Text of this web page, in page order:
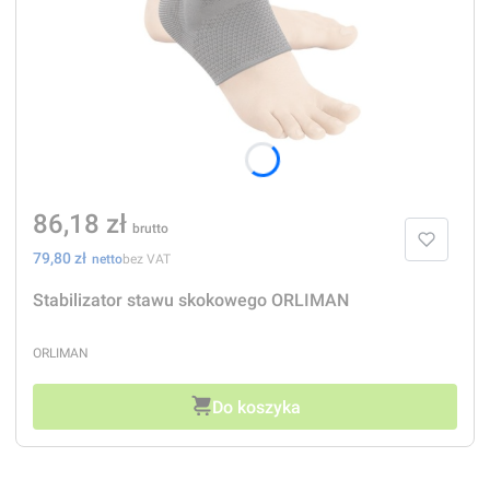
Stabilizator stawu skokowego ORLIMAN
PRODUCENT
ORLIMAN
Cena
86,18 zł
Cena
79,80 zł bez VAT
Do koszyka